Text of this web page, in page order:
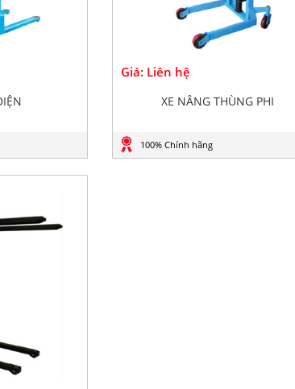
Giá: Liên hệ
XE NÂNG THÙNG PHI
100% Chính hãng